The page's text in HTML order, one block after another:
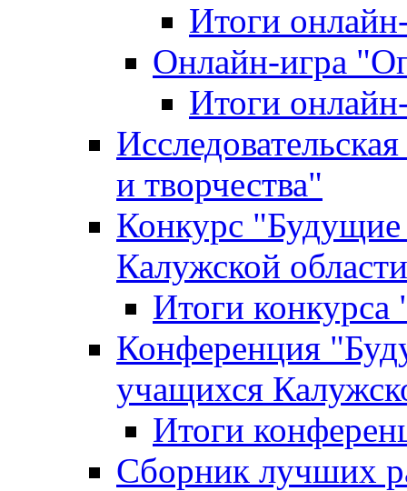
Итоги
Онлайн-игра
Итоги
и творчества"
Конкурс
Калужской области
Итоги
Конференция
учащихся
Итоги
Сборник лучших